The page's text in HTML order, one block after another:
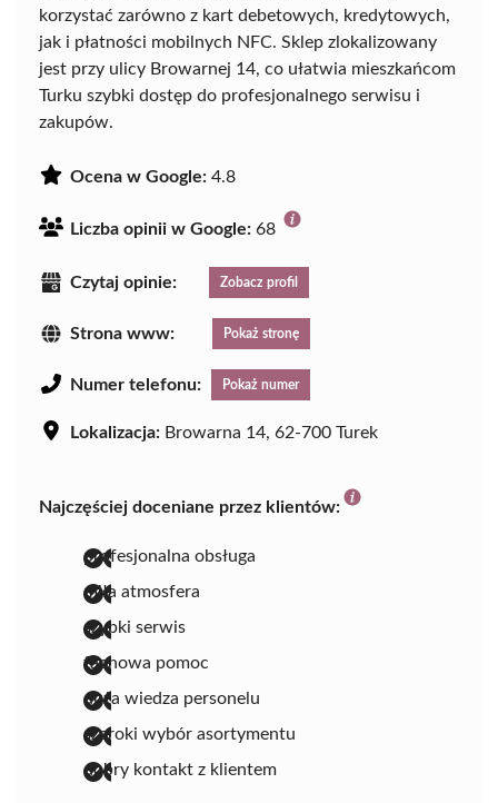
korzystać zarówno z kart debetowych, kredytowych,
jak i płatności mobilnych NFC. Sklep zlokalizowany
jest przy ulicy Browarnej 14, co ułatwia mieszkańcom
Turku szybki dostęp do profesjonalnego serwisu i
zakupów.
Ocena w Google: 4.8
Liczba opinii w Google: 68
Czytaj opinie: Zobacz profil
Strona www: Pokaż stronę
Numer telefonu: Pokaż numer
Lokalizacja: Browarna 14, 62-700 Turek
Najczęściej doceniane przez klientów:
profesjonalna obsługa
miła atmosfera
szybki serwis
fachowa pomoc
duża wiedza personelu
szeroki wybór asortymentu
dobry kontakt z klientem